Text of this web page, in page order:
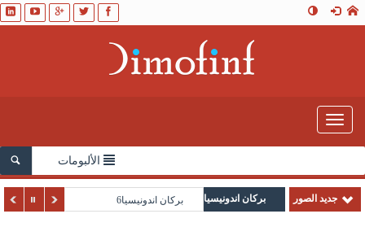
Toggle
navigation
الألبومات
جديد الصور بركان اندونيسيا بركان اندونيسيا6